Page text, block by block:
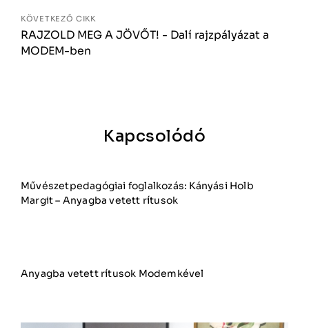
KÖVETKEZŐ CIKK
RAJZOLD MEG A JÖVŐT! - Dalí rajzpályázat a
MODEM-ben
Kapcsolódó
Művészetpedagógiai foglalkozás: Kányási Holb
Margit – Anyagba vetett rítusok
Anyagba vetett rítusok Modemkével